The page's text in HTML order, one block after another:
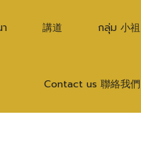
講道 กลุ่ม 小祖
Contact us 聯絡我們